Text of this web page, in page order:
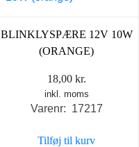
BLINKLYSPÆRE 12V 10W
(ORANGE)
18,00 kr.
inkl. moms
Varenr: 17217
Tilføj til kurv